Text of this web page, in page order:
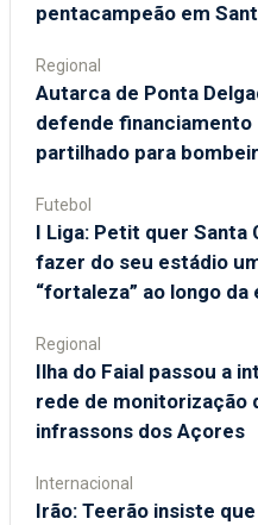
pentacampeão em
Regional
Autarca de Ponta
defende financiamento
partilhado para
Futebol
I Liga: Petit quer Santa
fazer do seu estádio
“fortaleza” ao longo da
Regional
Ilha do Faial passou a
rede de monitorização
infrassons dos Açores
Internacional
Irão: Teerão insiste